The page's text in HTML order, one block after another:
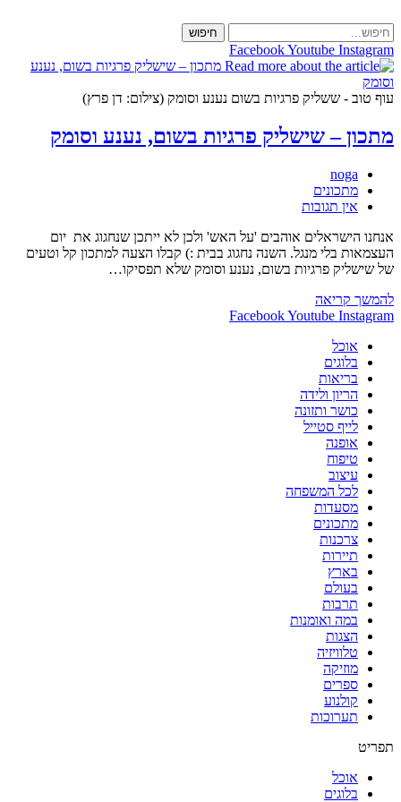
to
content
חיפוש
FacebookYoutube Instagram
עוף טוב - ששליק פרגיות בשום נענע וסומק (צילום: דן פרץ)
מתכון – שישליק פרגיות בשום, נענע וסומק
מחבר:
noga
קטגוריה:
מתכונים
תגובות:
אין תגובות
אנחנו הישראלים אוהבים 'על האש' ולכן לא ייתכן שנחגוג את יום
העצמאות בלי מנגל. השנה נחגוג בבית :) קבלו הצעה למתכון קל וטעים
של שישליק פרגיות בשום, נענע וסומק שלא תפסיקו…
להמשך קריאהמתכון
–
וסומק
FacebookYoutube Instagram
אוכל
בלוגים
בריאות
הריון ולידה
כושר ותזונה
לייף סטייל
אופנה
טיפוח
עיצוב
לכל המשפחה
מסעדות
מתכונים
צרכנות
תיירות
בארץ
בעולם
תרבות
במה ואומנות
הצגות
טלוויזיה
מוזיקה
ספרים
קולנוע
תערוכות
תפריט
אוכל
בלוגים